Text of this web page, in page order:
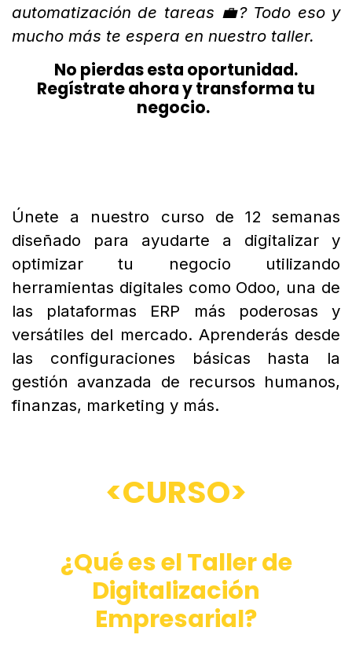
automatización de tareas 💼? Todo eso y
mucho más te espera en nuestro taller.
No pierdas esta oportunidad.
Regístrate ahora y transforma tu
negocio.
Únete a nuestro curso de 12 semanas
diseñado para ayudarte a digitalizar y
optimizar tu negocio utilizando
herramientas digitales como Odoo, una de
las plataformas ERP más poderosas y
versátiles del mercado. Aprenderás desde
las configuraciones básicas hasta la
gestión avanzada de recursos humanos,
finanzas, marketing y más.
<CURSO>
¿Qué es el Taller de
Digitalización
Empresarial?